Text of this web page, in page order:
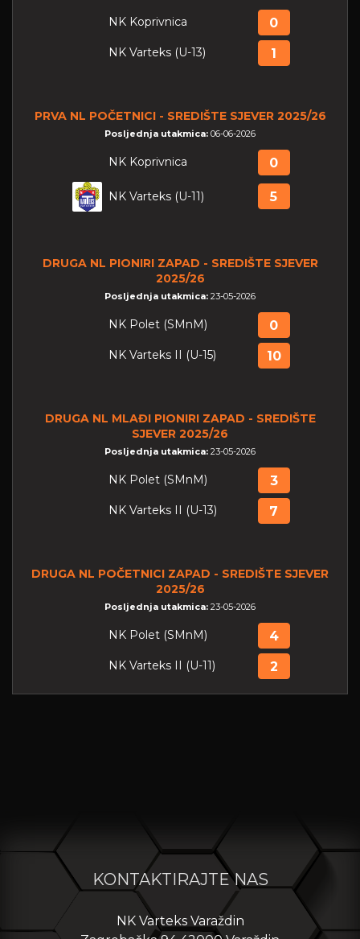
NK Koprivnica 0
NK Varteks (U-13) 1
PRVA NL POČETNICI - SREDIŠTE SJEVER 2025/26
Posljednja utakmica: 06-06-2026
NK Koprivnica 0
NK Varteks (U-11) 5
DRUGA NL PIONIRI ZAPAD - SREDIŠTE SJEVER
2025/26
Posljednja utakmica: 23-05-2026
NK Polet (SMnM) 0
NK Varteks II (U-15) 10
DRUGA NL MLAĐI PIONIRI ZAPAD - SREDIŠTE
SJEVER 2025/26
Posljednja utakmica: 23-05-2026
NK Polet (SMnM) 3
NK Varteks II (U-13) 7
DRUGA NL POČETNICI ZAPAD - SREDIŠTE SJEVER
2025/26
Posljednja utakmica: 23-05-2026
NK Polet (SMnM) 4
NK Varteks II (U-11) 2
KONTAKTIRAJTE NAS
NK Varteks Varaždin